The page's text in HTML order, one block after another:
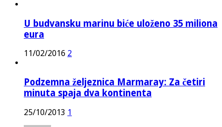
U budvansku marinu biće uloženo 35 miliona
eura
11/02/2016 2
Podzemna željeznica Marmaray: Za četiri
minuta spaja dva kontinenta
25/10/2013 1